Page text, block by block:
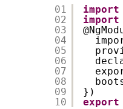
01
02
03
04
05
06
07
08
09
10
import
import
})
export